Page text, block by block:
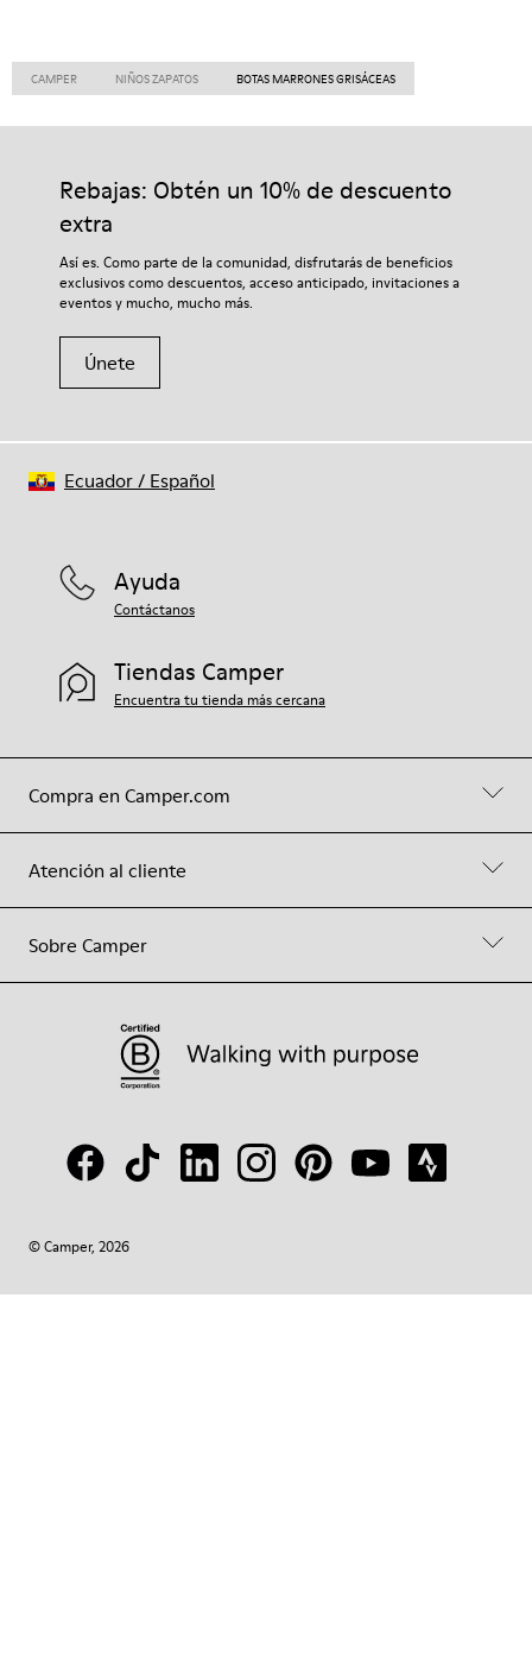
CAMPER NIÑOS ZAPATOS BOTAS MARRONES GRISÁCEAS
Rebajas: Obtén un 10% de descuento
extra
Así es. Como parte de la comunidad, disfrutarás de beneficios
exclusivos como descuentos, acceso anticipado, invitaciones a
eventos y mucho, mucho más.
Únete
Compra en Camper.com
Atención al cliente
Sobre Camper
Ayuda
Contáctanos
Tiendas Camper
Encuentra tu tienda más cercana
© Camper, 2026
Ecuador/ Español